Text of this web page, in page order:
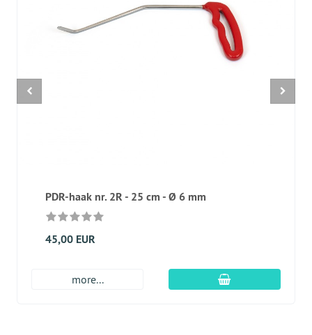
PDR-haak nr. 2R - 25 cm - Ø 6 mm
45,00 EUR
more... In winkelmandje